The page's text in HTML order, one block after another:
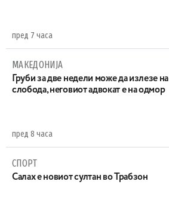
пред 7 часа
МАКЕДОНИЈА
Груби за две недели може да излезе на
слобода, неговиот адвокат е на одмор
пред 8 часа
СПОРТ
Салах е новиот султан во Трабзон